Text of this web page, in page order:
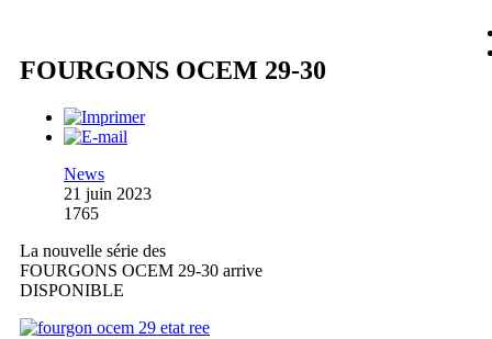
FOURGONS OCEM 29-30
News
21 juin 2023
1765
La nouvelle série des
FOURGONS OCEM 29-30 arrive
DISPONIBLE